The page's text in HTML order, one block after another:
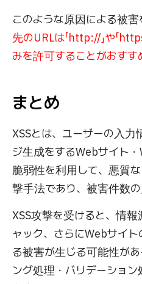
このような原因による被害
先のURLは「http://」や「
みを許可することがおすす
まとめ
XSSとは、ユーザーの入
ジ生成をするWebサイト
脆弱性を利用して、悪質
撃手法であり、被害件数の
XSS攻撃を受けると、情
ャック、さらにWebサイ
る被害が生じる可能性が
ング処理・バリデーショ